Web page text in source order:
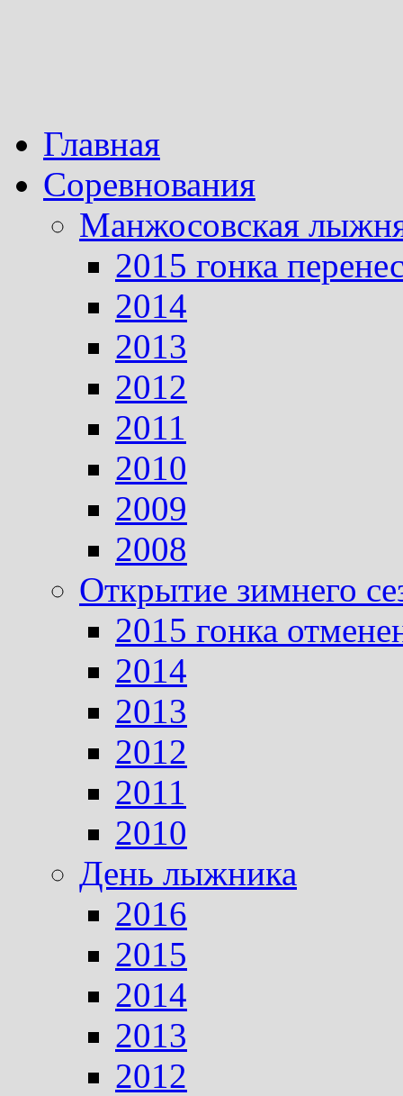
Главная
Соревнования
Манжосовская
2015 гонка
2014
2013
2012
2011
2010
2009
2008
Открытие зимнего
2015 гонка
2014
2013
2012
2011
2010
День лыжника
2016
2015
2014
2013
2012